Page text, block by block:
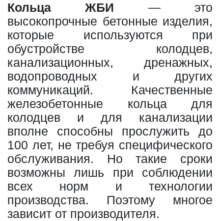
Кольца ЖБИ — это
высокопрочные бетонные изделия,
которые используются при
обустройстве колодцев,
канализационных, дренажных,
водопроводных и других
коммуникаций. Качественные
железобетонные кольца для
колодцев и для канализации
вполне способны прослужить до
100 лет, не требуя специфического
обслуживания. Но такие сроки
возможны лишь при соблюдении
всех норм и технологии
производства. Поэтому многое
зависит от производителя.